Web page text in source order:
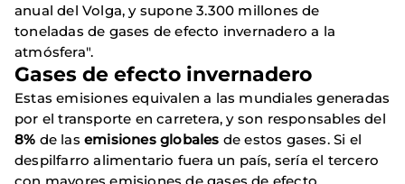
anual del Volga, y supone 3.300 millones de
toneladas de gases de efecto invernadero a la
atmósfera".
Gases de efecto invernadero
Estas emisiones equivalen a las mundiales generadas
por el transporte en carretera, y son responsables del
8% de lasemisiones globales de estos gases. Si el
despilfarro alimentario fuera un país, sería el tercero